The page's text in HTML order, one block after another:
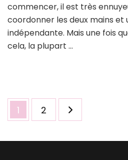
commencer, il est très
coordonner les deux mains et
indépendante. Mais une fois
cela, la plupart …
Pagination
des
Page
1 Page
2